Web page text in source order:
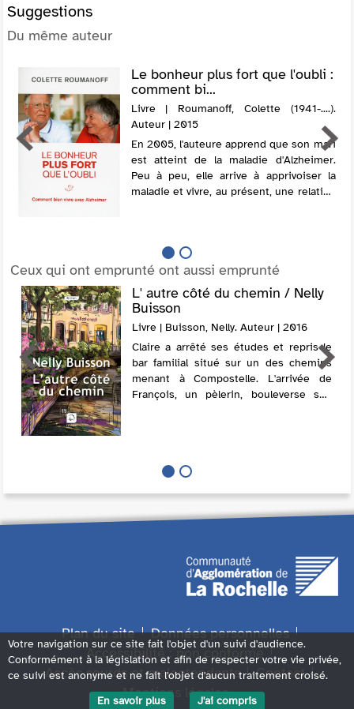
Suggestions
Du même auteur
Le bonheur plus fort que l'oubli :
comment bi...
Livre | Roumanoff, Colette (1941-....).
Auteur | 2015
En 2005, l'auteure apprend que son mari
est atteint de la maladie d'Alzheimer.
Peu à peu, elle arrive à apprivoiser la
maladie et vivre, au présent, une relation
Ceux qui ont emprunté ont aussi emprunté
L' autre côté du chemin / Nelly
Buisson
Livre | Buisson, Nelly. Auteur | 2016
Claire a arrêté ses études et repris le
bar familial situé sur un des chemins
menant à Compostelle. L'arrivée de
François, un pèlerin, bouleverse son
Plan du site
Données personnelles
Accessibilité : non conforme
Accès sourds et malentendants
Contact
Mentions légales
Votre navigation sur ce site fait l'objet d'un suivi d'audience.
Conformément à la législation et afin de respecter votre vie privée,
ce suivi est anonyme et ne fait l'objet d'aucun traitement croisé.
En savoir plus
J'ai compris